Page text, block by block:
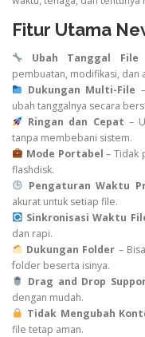
Fitur Utama
Ubah Tanggal File
pembuatan, modifikasi, dan
Dukungan Multi-File
ubah tanggalnya secara
Ringan dan Cepat –
tanpa membebani sistem.
Mode Portabel – Tidak
flashdisk.
Pengaturan Waktu
akurat untuk setiap file.
Sinkronisasi Waktu
dan rapi.
Dukungan Folder –
folder beserta isinya.
Drag and Drop
dengan mudah.
Tidak Mengubah
file tetap aman.